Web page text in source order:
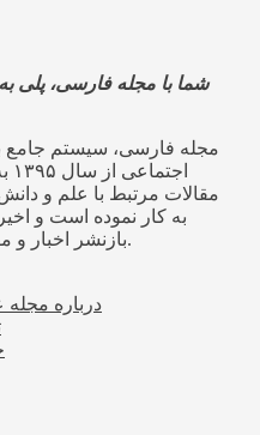
شما با مجله فارسی، پلی
مجله فارسی، سیستم جامع
مقالات مرتبط با علم و
به کار نموده است و
بازنشر اخبار و مقالات این حوزه‌ها فعالیت می کند.
درباره